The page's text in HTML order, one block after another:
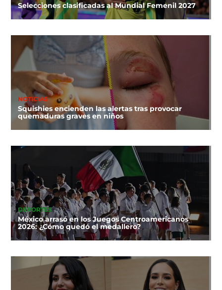
Selecciones clasificadas al Mundial Femenil 2027
NOTICIAS
Squishies encienden las alertas tras provocar
quemaduras graves en niños
DEPORTES
México arrasó en los Juegos Centroamericanos
2026: ¿Cómo quedó el medallero?